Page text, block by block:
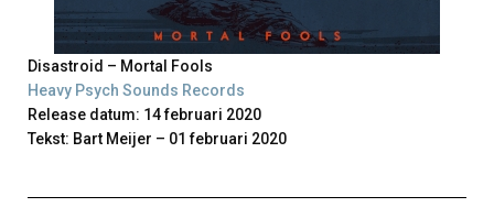
Disastroid – Mortal Fools
Heavy Psych Sounds Records
Release datum: 14 februari 2020
Tekst: Bart Meijer – 01 februari 2020